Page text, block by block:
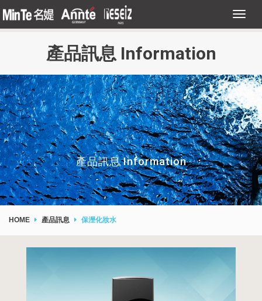
產品訊息 Information
產品訊息 Information
HOME 產品訊息 保溼化妝水